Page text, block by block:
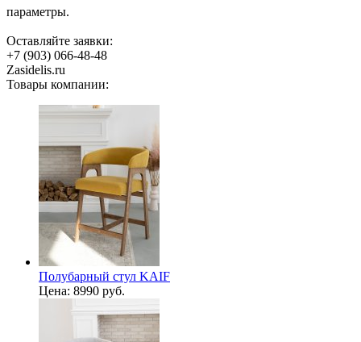
параметры.
Оставляйте заявки:
+7 (903) 066-48-48
Zasidelis.ru
Товары компании:
Полубарный стул KAIF
Цена: 8990 руб.